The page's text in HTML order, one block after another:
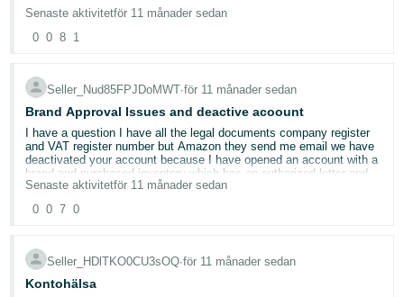
Swedish
Logga
In
Registrera
Where i can get the warning and safety information to comply with
.....
Kan någon berätta för mig hur jag åtgärdar det här problemet? Det
här problemet finns på alla mina produkter.
Var kan jag få varnings- och säkerhetsinformation för att följa den
allmänna produktsäkerhetsförordningen (GPSR)?
Senaste aktivitetför 11 månader sedan
0 0 8 1
Seller_Nud85FPJDoMWT∙för 11 månader sedan
Brand Approval Issues and deactive acoount
I have a question I have all the legal documents company register
and VAT register number but Amazon they send me email we have
deactivated your account because I have opened an account with a
brand and purchased inventory which has an authorized letter and
invoice from the brand when I sent to Amazon they said the buyer
form they deactive my amazon account. I don't know what is
Senaste aktivitetför 11 månader sedan
0 0 7 0
Seller_HDlTKO0CU3sOQ∙för 11 månader sedan
Kontohälsa